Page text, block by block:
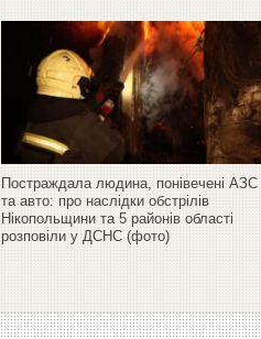
Постраждала людина, понівечені АЗС
та авто: про наслідки обстрілів
Нікопольщини та 5 районів області
розповіли у ДСНС (фото)